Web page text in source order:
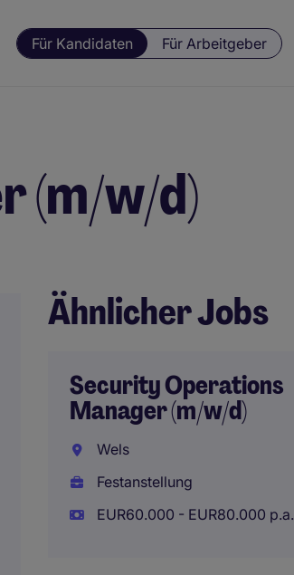
Für Kandidaten Für Arbeitgeber
(m/w/d)
Ähnlicher Jobs
Security Operations
Manager (m/w/d)
Wels
Festanstellung
EUR60.000 - EUR80.000 p.a.